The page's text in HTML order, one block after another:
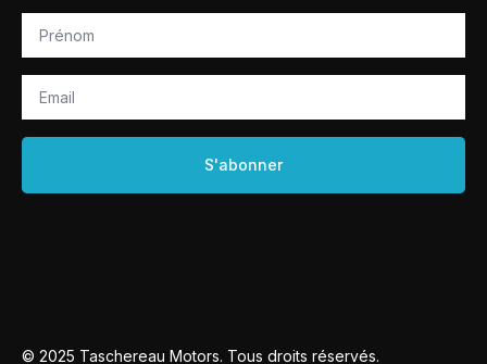
Prénom
Email
S'abonner
© 2025 Taschereau Motors. Tous droits réservés.